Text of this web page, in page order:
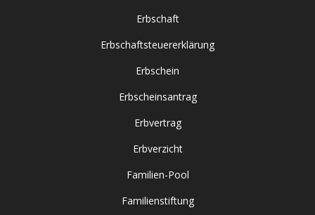
Erbschaft
Erbschaftsteuererklärung
Erbschein
Erbscheinsantrag
Erbvertrag
Erbverzicht
Familien-Pool
Familienstiftung